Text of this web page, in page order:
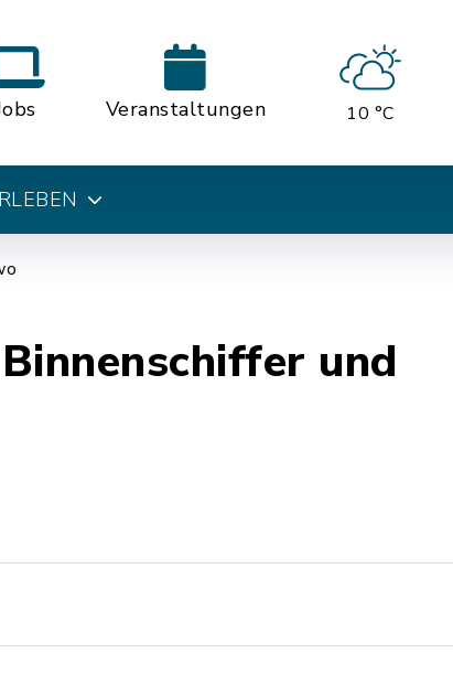
Veranstaltungen 10 °C
und